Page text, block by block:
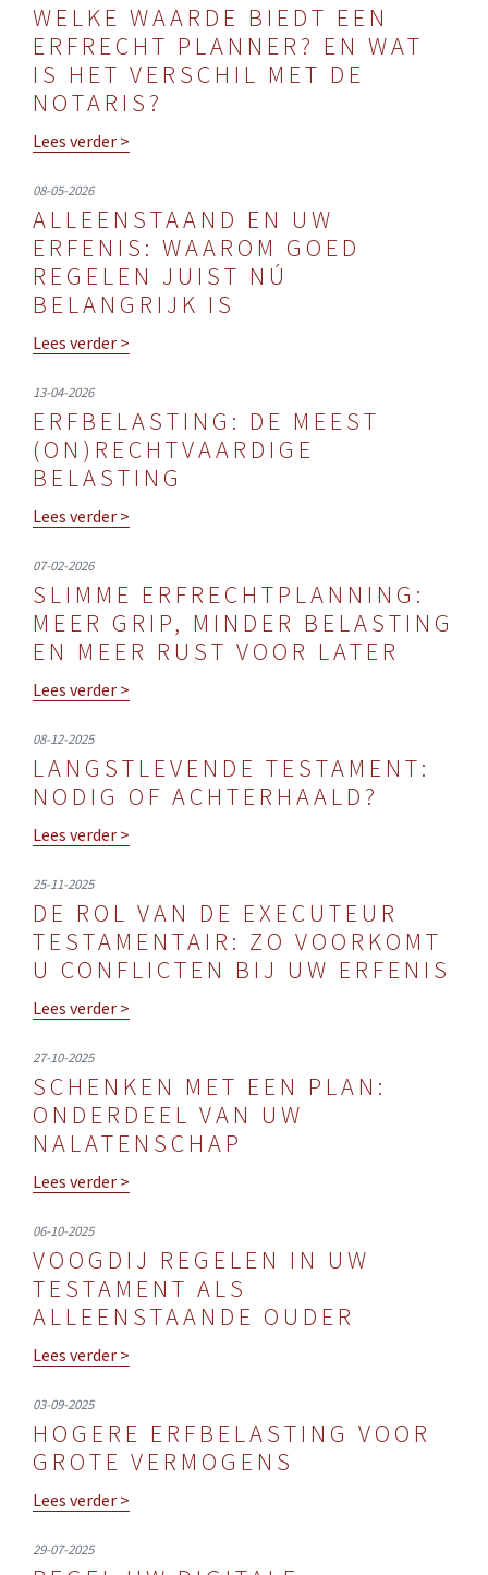
WELKE WAARDE BIEDT EEN
ERFRECHT PLANNER? EN WAT
IS HET VERSCHIL MET DE
NOTARIS?
Lees verder >
08-05-2026
ALLEENSTAAND EN UW
ERFENIS: WAAROM GOED
REGELEN JUIST NÚ
BELANGRIJK IS
Lees verder >
13-04-2026
ERFBELASTING: DE MEEST
(ON)RECHTVAARDIGE
BELASTING
Lees verder >
07-02-2026
SLIMME ERFRECHTPLANNING:
MEER GRIP, MINDER BELASTING
EN MEER RUST VOOR LATER
Lees verder >
08-12-2025
LANGSTLEVENDE TESTAMENT:
NODIG OF ACHTERHAALD?
Lees verder >
25-11-2025
DE ROL VAN DE EXECUTEUR
TESTAMENTAIR: ZO VOORKOMT
U CONFLICTEN BIJ UW ERFENIS
Lees verder >
27-10-2025
SCHENKEN MET EEN PLAN:
ONDERDEEL VAN UW
NALATENSCHAP
Lees verder >
06-10-2025
VOOGDIJ REGELEN IN UW
TESTAMENT ALS
ALLEENSTAANDE OUDER
Lees verder >
03-09-2025
HOGERE ERFBELASTING VOOR
GROTE VERMOGENS
Lees verder >
29-07-2025